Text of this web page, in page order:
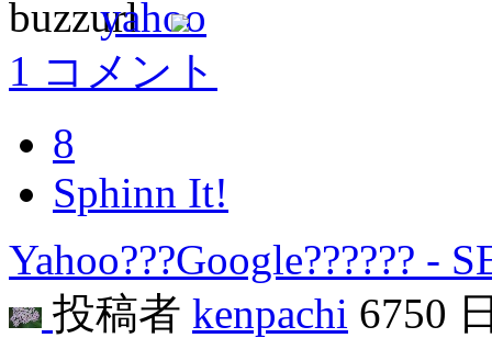
1 コメント
8
Sphinn It!
Yahoo???Google?????? -
投稿者 kenpachi 6750